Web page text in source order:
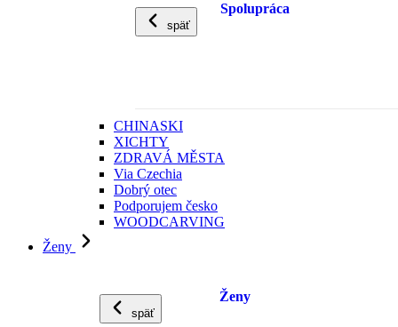
späť
Spolupráca
CHINASKI
XICHTY
ZDRAVÁ MĚSTA
Via Czechia
Dobrý otec
Podporujem česko
WOODCARVING
Ženy
späť
Ženy